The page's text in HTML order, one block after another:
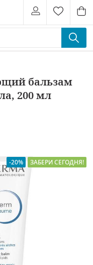
бальзам
200 мл
-20% ЗАБЕРИ СЕГОДНЯ!